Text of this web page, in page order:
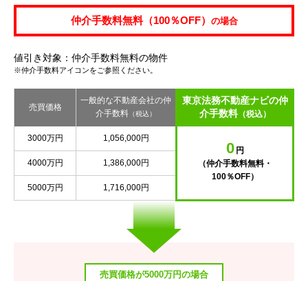
仲介手数料無料（100％OFF） の場合
値引き対象：仲介手数料無料の物件
※仲介手数料アイコンをご参照ください。
売買価格
一般的な不動産会社の仲
介手数料 （税込）
東京法務不動産ナビの仲
介手数料（税込）
3000万円 1,056,000円
0 円
（仲介手数料無料・
100％OFF）
4000万円 1,386,000円
5000万円 1,716,000円
売買価格が5000万円の場合